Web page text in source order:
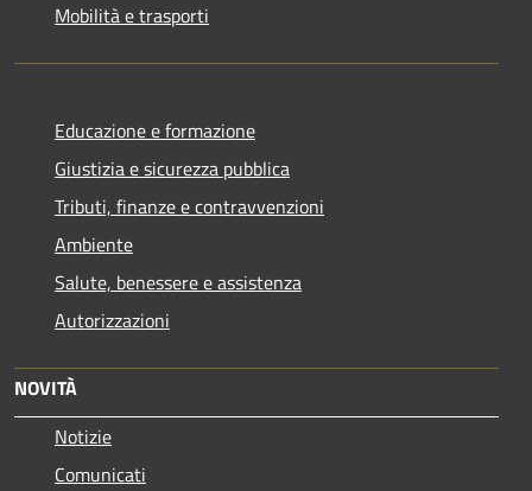
Mobilità e trasporti
Educazione e formazione
Giustizia e sicurezza pubblica
Tributi, finanze e contravvenzioni
Ambiente
Salute, benessere e assistenza
Autorizzazioni
NOVITÀ
Notizie
Comunicati